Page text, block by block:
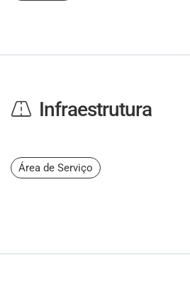
Infraestrutura
Área de Serviço